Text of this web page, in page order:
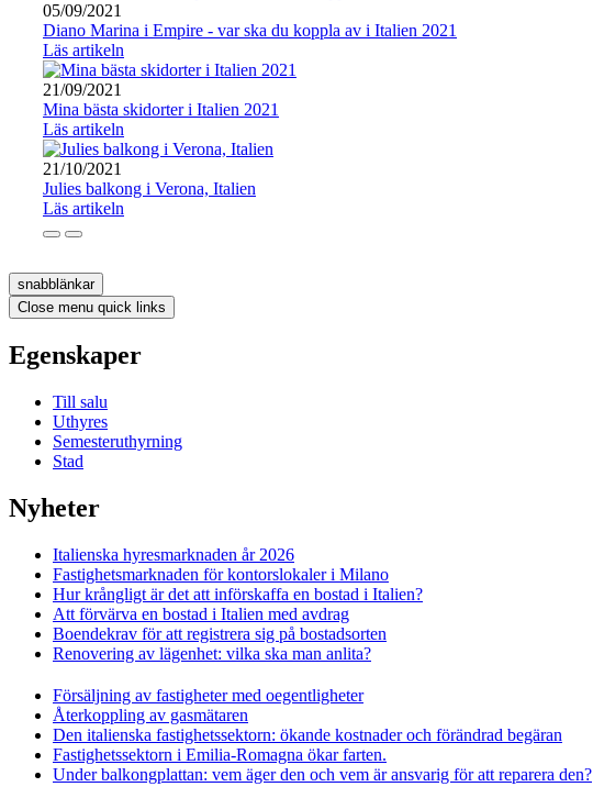
05/09/2021
Diano Marina i Empire - var ska du koppla av i Italien 2021
Läs artikeln
21/09/2021
Mina bästa skidorter i Italien 2021
Läs artikeln
21/10/2021
Julies balkong i Verona, Italien
Läs artikeln
snabblänkar
Close menu quick links
Egenskaper
Till salu
Uthyres
Semesteruthyrning
Stad
Nyheter
Italienska hyresmarknaden år 2026
Fastighetsmarknaden för kontorslokaler i Milano
Hur krångligt är det att införskaffa en bostad i Italien?
Att förvärva en bostad i Italien med avdrag
Boendekrav för att registrera sig på bostadsorten
Renovering av lägenhet: vilka ska man anlita?
Försäljning av fastigheter med oegentligheter
Återkoppling av gasmätaren
Den italienska fastighetssektorn: ökande kostnader och förändrad begäran
Fastighetssektorn i Emilia-Romagna ökar farten.
Under balkongplattan: vem äger den och vem är ansvarig för att reparera den?